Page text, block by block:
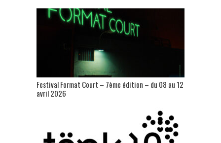
Festival Format Court – 7ème édition – du 08 au 12
avril 2026